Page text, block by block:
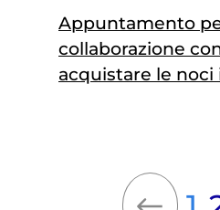
Appuntamento
collaborazione
acquistare le noci